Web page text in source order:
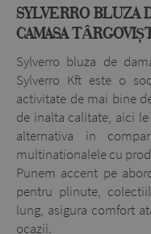
SYLVERRO BLUZA
CAMASA
Sylverro bluza de
Sylverro Kft este o
activitate de mai bine
de inalta calitate, aici
alternativa in
multinationalele cu
Punem accent pe
pentru plinute,
lung, asigura comfort
ocazii.